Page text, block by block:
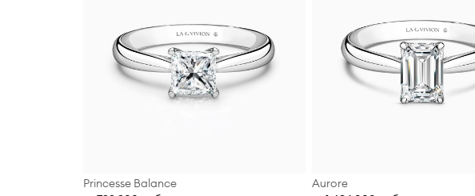
Princesse Balance
Aurore